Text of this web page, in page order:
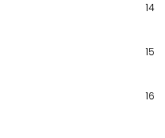
14
15
16